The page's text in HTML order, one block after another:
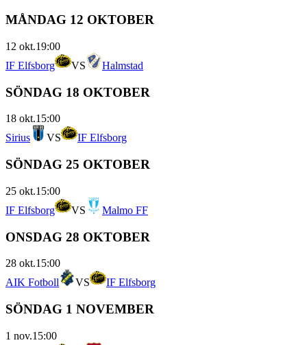
MÅNDAG 12 OKTOBER
12 okt.19:00
IF Elfsborg
VS Halmstad
SÖNDAG 18 OKTOBER
18 okt.15:00
Sirius
VS IF Elfsborg
SÖNDAG 25 OKTOBER
25 okt.15:00
IF Elfsborg
VS Malmo FF
ONSDAG 28 OKTOBER
28 okt.15:00
AIK Fotboll
VS IF Elfsborg
SÖNDAG 1 NOVEMBER
1 nov.15:00